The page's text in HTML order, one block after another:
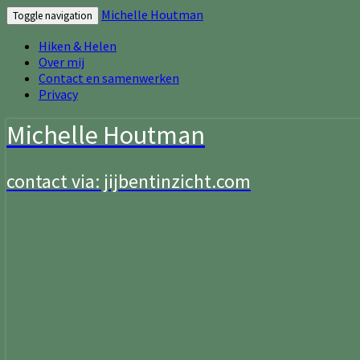
Toggle navigation
Michelle Houtman
Hiken & Helen
Over mij
Contact en samenwerken
Privacy
Michelle Houtman
contact via: jijbentinzicht.com